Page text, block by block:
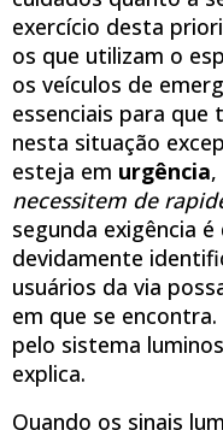
exercício desta
os que utilizam o
os veículos de
essenciais para que
nesta situação
esteja em urgência,
necessitem de
segunda exigência
devidamente
usuários da via
em que se
pelo sistema
explica.
Quando os sinais